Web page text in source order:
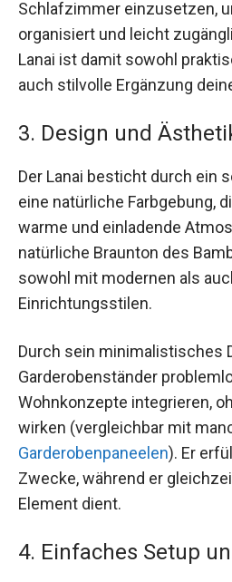
Schlafzimmer einzusetzen,
organisiert und leicht
Lanai ist damit sowohl
auch stilvolle Ergänzung
3. Design und
Der Lanai besticht durch ein
eine natürliche Farbgebung,
warme und einladende
natürliche Braunton des
sowohl mit modernen als
Einrichtungsstilen.
Durch sein minimalistisches
Garderobenständer
Wohnkonzepte integrieren,
wirken (vergleichbar mit
Garderobenpaneelen). Er
Zwecke, während er
Element dient.
4. Einfaches Setup